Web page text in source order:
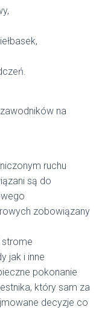
na
ruchu
są do
zobowiązany
strome
jak i inne
pokonanie
który sam za
decyzje co